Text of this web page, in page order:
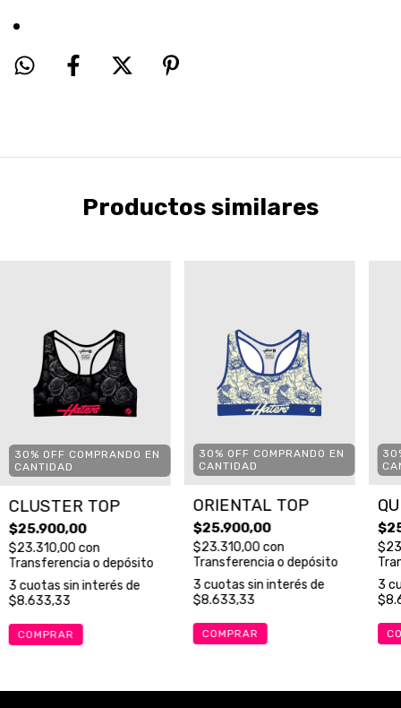
Productos similares
30% OFF COMPRANDO EN
CANTIDAD
CLUSTER TOP
$25.900,00
$23.310,00 con
Transferencia o depósito
3 cuotas sin interés de
$8.633,33
COMPRAR
30% OFF COMPRANDO EN
CANTIDAD
ORIENTAL TOP
$25.900,00
$23.310,00 con
Transferencia o depósito
3 cuotas sin interés de
$8.633,33
COMPRAR
3